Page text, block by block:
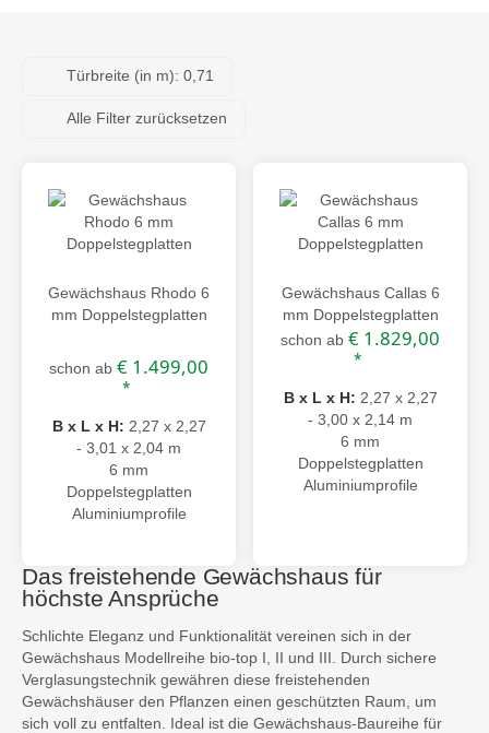
Türbreite (in m): 0,71
Alle Filter zurücksetzen
Gewächshaus Rhodo 6
mm Doppelstegplatten
schon ab € 1.499,00
*
B x L x H: 2,27 x 2,27
- 3,01 x 2,04 m
6 mm
Doppelstegplatten
Aluminiumprofile
Gewächshaus Callas 6
mm Doppelstegplatten
schon ab € 1.829,00
*
B x L x H: 2,27 x 2,27
- 3,00 x 2,14 m
6 mm
Doppelstegplatten
Aluminiumprofile
Das freistehende Gewächshaus für
höchste Ansprüche
Schlichte Eleganz und Funktionalität vereinen sich in der
Gewächshaus Modellreihe bio-top I, II und III. Durch sichere
Verglasungstechnik gewähren diese freistehenden
Gewächshäuser den Pflanzen einen geschützten Raum, um
sich voll zu entfalten. Ideal ist die Gewächshaus-Baureihe für